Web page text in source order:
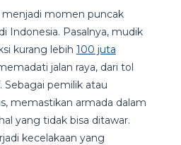
menjadi momen puncak
Indonesia. Pasalnya, mudik
kurang lebih 100 juta
jalan raya, dari tol
Sebagai pemilik atau
memastikan armada dalam
yang tidak bisa ditawar.
kecelakaan yang